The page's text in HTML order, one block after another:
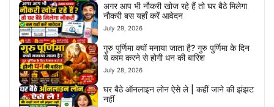
अगर आप भी नौकरी खोज रहे हैं तो घर बैठे मिलेगा
नौकरी बस यहाँ करें आवेदन
July 29, 2026
गुरु पुर्णिमा क्यों मनाया जाता है? गुरु पुर्णिमा के दिन
ये काम करने से होगी धन की बारिश
July 28, 2026
घर बैठे ऑनलाइन लोन ऐसे ले | कहीं जाने की झंझट
नहीं